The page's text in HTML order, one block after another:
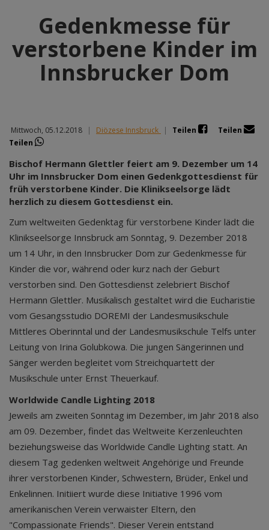
Gedenkmesse für
verstorbene Kinder im
Innsbrucker Dom
Mittwoch, 05.12.2018 | Diözese Innsbruck | Teilen
Teilen
Teilen
Bischof Hermann Glettler feiert am 9. Dezember um 14
Uhr im Innsbrucker Dom einen Gedenkgottesdienst für
früh verstorbene Kinder. Die Klinikseelsorge lädt
herzlich zu diesem Gottesdienst ein.
Zum weltweiten Gedenktag für verstorbene Kinder lädt die
Klinikseelsorge Innsbruck am Sonntag, 9. Dezember 2018
um 14 Uhr, in den Innsbrucker Dom zur Gedenkmesse für
Kinder die vor, während oder kurz nach der Geburt
verstorben sind. Den Gottesdienst zelebriert Bischof
Hermann Glettler. Musikalisch gestaltet wird die Eucharistie
vom Gesangsstudio DOREMI der Landesmusikschule
Mittleres Oberinntal und der Landesmusikschule Telfs unter
Leitung von Irina Golubkowa. Die jungen Sängerinnen und
Sänger werden begleitet vom Streichquartett der
Musikschule unter Ernst Theuerkauf.
Worldwide Candle Lighting 2018
Jeweils am zweiten Sonntag im Dezember, im Jahr 2018 also
am 09. Dezember, findet das Weltweite Kerzenleuchten
beziehungsweise das Worldwide Candle Lighting statt. An
diesem Tag gedenken weltweit Angehörige und Freunde
ihrer verstorbenen Kinder, Schwestern, Brüder, Enkel und
Enkelinnen. Initiiert wurde diese Initiative 1996 vom
amerikanischen Verein verwaister Eltern, den
"Compassionate Friends". Dieser Verein entstand